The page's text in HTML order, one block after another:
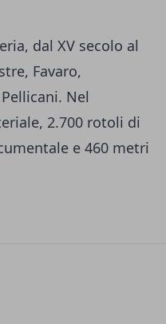
dal XV secolo al
Favaro,
Nel
2.700 rotoli di
e 460 metri